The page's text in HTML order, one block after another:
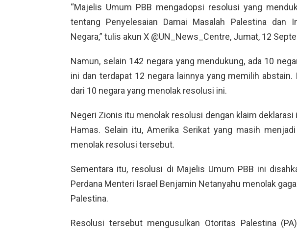
“Majelis Umum PBB mengadopsi resolusi yang
tentang Penyelesaian Damai Masalah Palestina dan
Negara,” tulis akun X @UN_News_Centre, Jumat, 12
Namun, selain 142 negara yang mendukung, ada 10
ini dan terdapat 12 negara lainnya yang memilih
dari 10 negara yang menolak resolusi ini.
Negeri Zionis itu menolak resolusi dengan klaim deklarasi
Hamas. Selain itu, Amerika Serikat yang masih
menolak resolusi tersebut.
Sementara itu, resolusi di Majelis Umum PBB ini
Perdana Menteri Israel Benjamin Netanyahu menolak
Palestina.
Resolusi tersebut mengusulkan Otoritas Palestina